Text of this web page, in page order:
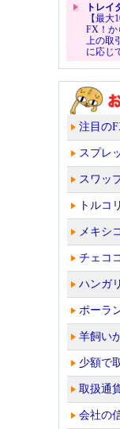
トレイ
【最
FX！か
上の取
に応じ
注目の
スプレ
スワッ
トルコ
メキシ
チェコ
ハンガ
ポーラ
羊飼い
少額で
取扱通
会社の